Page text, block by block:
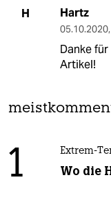
H Hartz
05.10.2020,
Danke
Artikel!
1 Extrem-
Wo die